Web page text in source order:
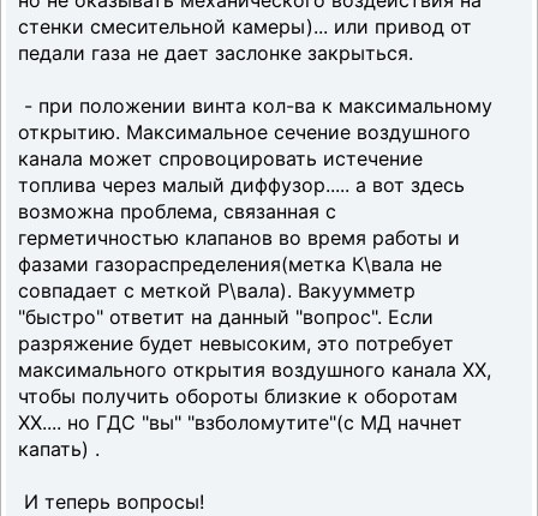
стенки смесительной камеры)... или привод от
педали газа не дает заслонке закрыться.
- при положении винта кол-ва к максимальному
открытию. Максимальное сечение воздушного
канала может спровоцировать истечение
топлива через малый диффузор..... а вот здесь
возможна проблема, связанная с
герметичностью клапанов во время работы и
фазами газораспределения(метка К\вала не
совпадает с меткой Р\вала). Вакуумметр
"быстро" ответит на данный "вопрос". Если
разряжение будет невысоким, это потребует
максимального открытия воздушного канала ХХ,
чтобы получить обороты близкие к оборотам
ХХ.... но ГДС "вы" "взболомутите"(с МД начнет
капать) .
И теперь вопросы!